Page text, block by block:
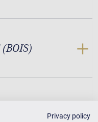
Privacy policy